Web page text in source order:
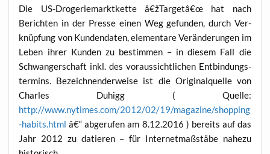
Die US-Dro­ge­rie­markt­ket­te â€žTargetâ€œ hat nach
Berich­ten in der Pres­se einen Weg gefun­den, durch Ver­
knüp­fung von Kun­den­da­ten, ele­men­ta­re Ver­än­de­run­gen im
Leben ihrer Kun­den zu bestim­men – in die­sem Fall die
Schwan­ger­schaft inkl. des vor­aus­sicht­li­chen Ent­bin­dungs­
ter­mins. Bezeich­nen­der­wei­se ist die Ori­gi­nal­quel­le von
Charles Duhigg ( Quel­le:
http://www.nytimes.com/2012/02/19/magazine/shopping
-habits.html â€“ abge­ru­fen am 8.12.2016 ) bereits auf das
Jahr 2012 zu datie­ren – für Inter­net­maß­stä­be nahe­zu